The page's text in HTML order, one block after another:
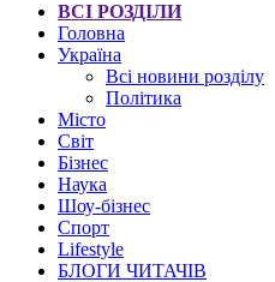
ВСІ РОЗДІЛИ
Головна
Україна
Всі новини розділу
Політика
Місто
Світ
Бізнес
Наука
Шоу-бізнес
Спорт
Lifestyle
БЛОГИ ЧИТАЧІВ